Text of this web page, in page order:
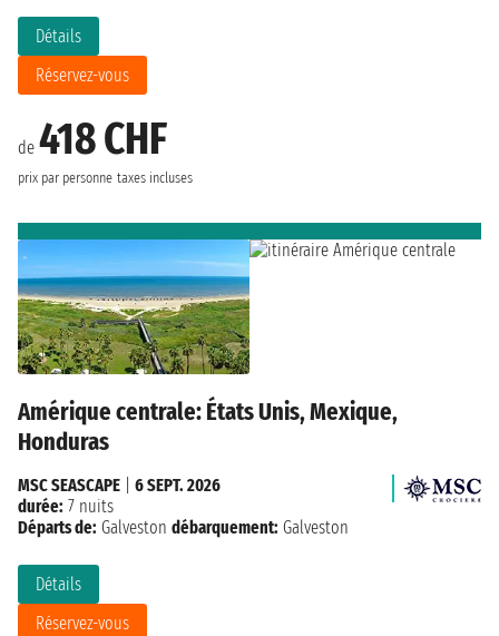
de 418 CHF
prix par personne taxes incluses
Détails
Réservez-vous
Amérique centrale: États Unis, Mexique,
Honduras
Détails
Réservez-vous
MSC SEASCAPE
6 SEPT. 2026
durée: 7 nuits
Départs de: Galveston débarquement: Galveston